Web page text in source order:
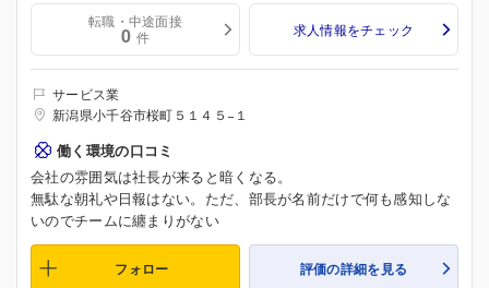
転職・中途面接
0 件 求人情報をチェック
サービス業
新潟県小千谷市桜町５１４５−１
働く環境の口コミ
会社の雰囲気は社長が来ると暗くなる。
無駄な朝礼や日報はない。ただ、部長が名前だけで何も感知しな
いのでチームに纏まりがない
フォロー 評価の詳細を見る